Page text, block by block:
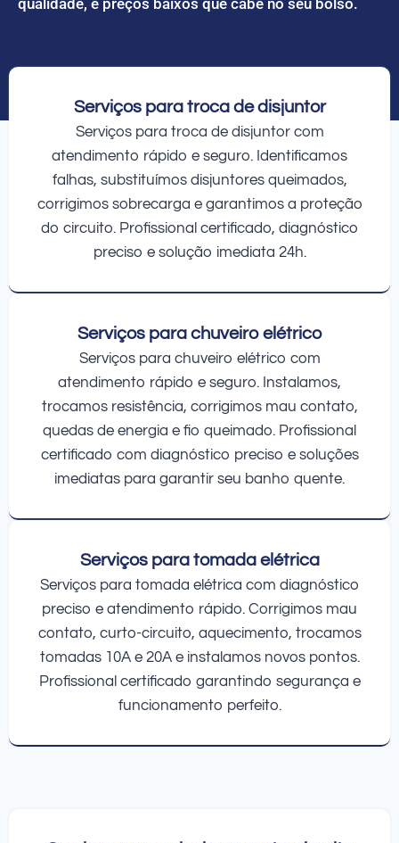
Serviços para troca de disjuntor
Serviços para troca de disjuntor com
atendimento rápido e seguro. Identificamos
falhas, substituímos disjuntores queimados,
corrigimos sobrecarga e garantimos a proteção
do circuito. Profissional certificado, diagnóstico
preciso e solução imediata 24h.
Serviços para chuveiro elétrico
Serviços para chuveiro elétrico com
atendimento rápido e seguro. Instalamos,
trocamos resistência, corrigimos mau contato,
quedas de energia e fio queimado. Profissional
certificado com diagnóstico preciso e soluções
imediatas para garantir seu banho quente.
Serviços para tomada elétrica
Serviços para tomada elétrica com diagnóstico
preciso e atendimento rápido. Corrigimos mau
contato, curto-circuito, aquecimento, trocamos
tomadas 10A e 20A e instalamos novos pontos.
Profissional certificado garantindo segurança e
funcionamento perfeito.